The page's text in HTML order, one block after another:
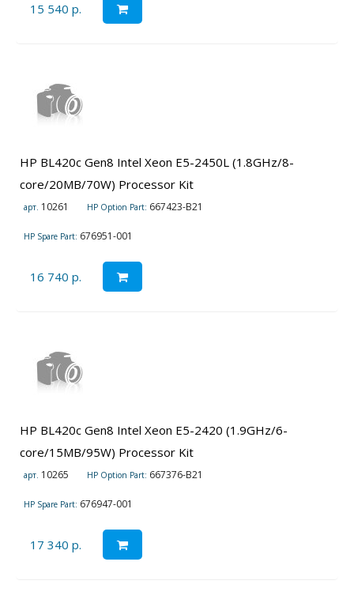
15 540 р.
HP BL420c Gen8 Intel Xeon E5-2450L (1.8GHz/8-
core/20MB/70W) Processor Kit
арт. 10261 HP Option Part: 667423-B21
HP Spare Part: 676951-001
16 740 р.
HP BL420c Gen8 Intel Xeon E5-2420 (1.9GHz/6-
core/15MB/95W) Processor Kit
арт. 10265 HP Option Part: 667376-B21
HP Spare Part: 676947-001
17 340 р.